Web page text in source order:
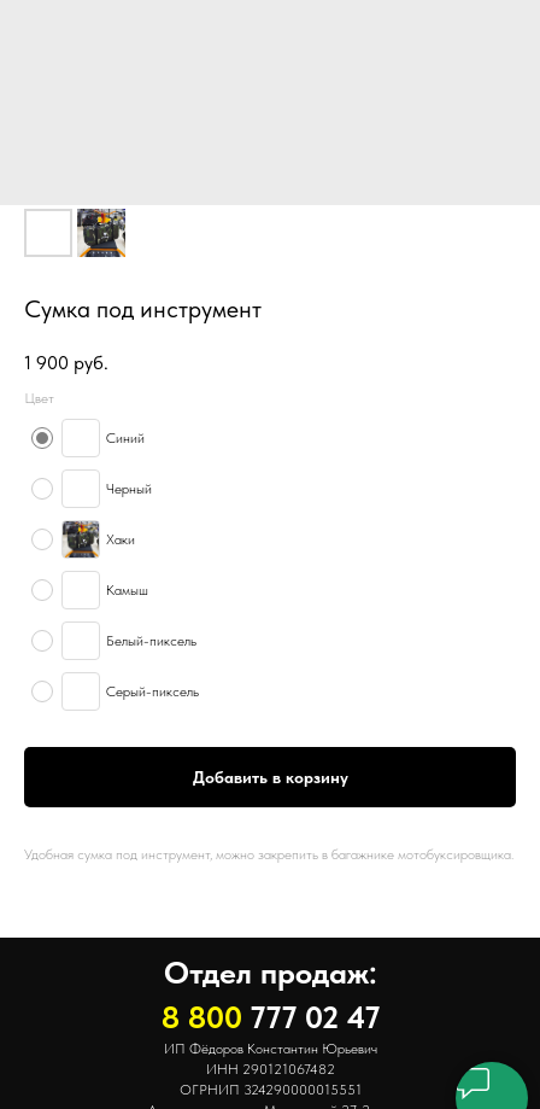
Сумка под инструмент
1 900 руб.
Цвет
Синий
Черный
Хаки
Камыш
Белый-пиксель
Серый-пиксель
Добавить в корзину
Удобная сумка под инструмент, можно закрепить в багажнике мотобуксировщика.
Отдел продаж:
8 800 777 02 47
ИП Фёдоров Константин Юрьевич
ИНН 290121067482
ОГРНИП 324290000015551